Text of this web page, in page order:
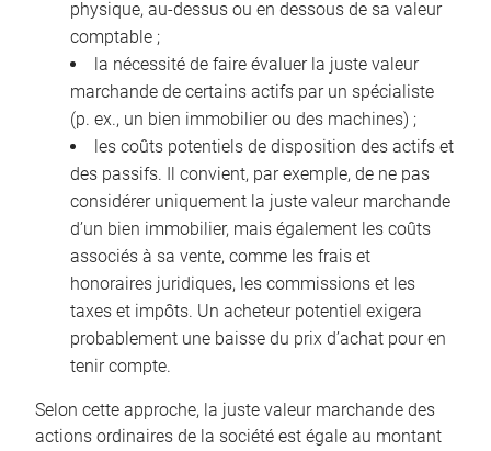
physique, au-dessus ou en dessous de sa valeur
comptable ;
la nécessité de faire évaluer la juste valeur
marchande de certains actifs par un spécialiste
(p. ex., un bien immobilier ou des machines) ;
les coûts potentiels de disposition des actifs et
des passifs. Il convient, par exemple, de ne pas
considérer uniquement la juste valeur marchande
d’un bien immobilier, mais également les coûts
associés à sa vente, comme les frais et
honoraires juridiques, les commissions et les
taxes et impôts. Un acheteur potentiel exigera
probablement une baisse du prix d’achat pour en
tenir compte.
Selon cette approche, la juste valeur marchande des
actions ordinaires de la société est égale au montant